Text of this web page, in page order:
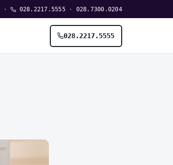
· 028.2217.5555 · 028.7300.0204
028.2217.5555